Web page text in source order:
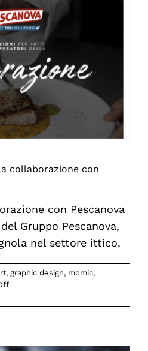
questione
di
chimica.
BASF
al
Salone
del
Mobile.
collaborazione con
con Pescanova
Gruppo Pescanova,
nel settore ittico.
, graphic design, momic,
on
conferma
con